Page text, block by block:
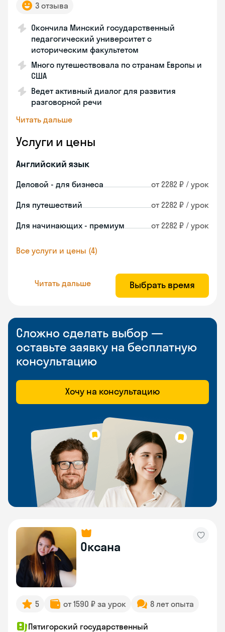
3 отзыва
Окончила Минский государственный
педагогический университет с
историческим факультетом
Много путешествовала по странам Европы и
США
Ведет активный диалог для развития
разговорной речи
Читать дальше
Услуги и цены
Английский язык
Деловой - для бизнеса от 2282 ₽ / урок
Для путешествий от 2282 ₽ / урок
Для начинающих - премиум от 2282 ₽ / урок
Все услуги и цены (4)
Читать дальше Выбрать время
Сложно сделать выбор —
оставьте заявку на бесплатную
консультацию
Хочу на консультацию
Оксана
5 от 1590 ₽ за урок 8 лет опыта
Пятигорский государственный